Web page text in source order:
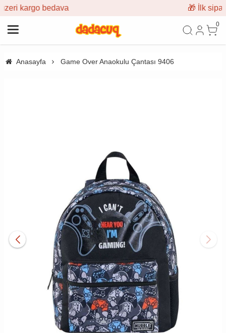
🎁 İlk siparişe %10 indirim
0
Anasayfa Game Over Anaokulu Çantası 9406